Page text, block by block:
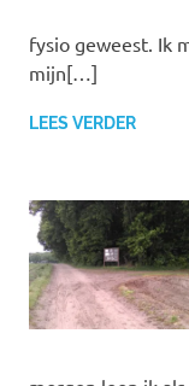
fysio geweest. Ik
mijn[…]
LEES VERDER